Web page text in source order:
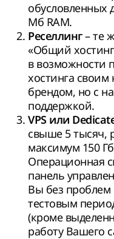
обусловленных
Мб RAM.
Реселлинг– те
«Общий
в возможности
хостинга
брендом, но с
поддержкой.
VPS или
свыше 5 тысяч,
максимум 150
Операционная
панель
Вы без проблем
тестовым
(кроме
работу Вашего